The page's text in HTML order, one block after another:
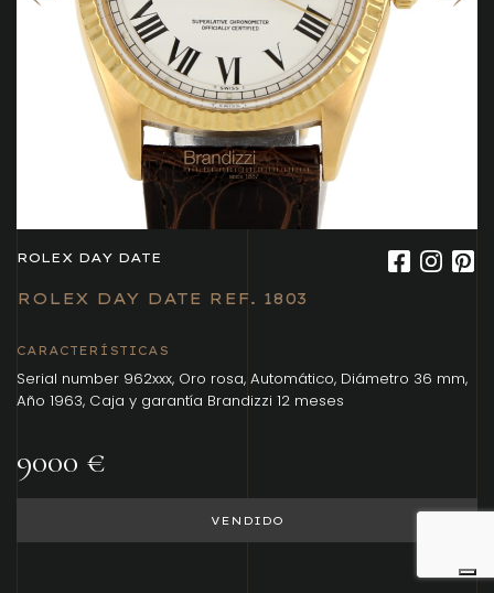
ROLEX DAY DATE
ROLEX DAY DATE REF. 1803
CARACTERÍSTICAS
Serial number 962xxx, Oro rosa, Automático, Diámetro 36 mm,
Año 1963, Caja y garantía Brandizzi 12 meses
9000 €
VENDIDO